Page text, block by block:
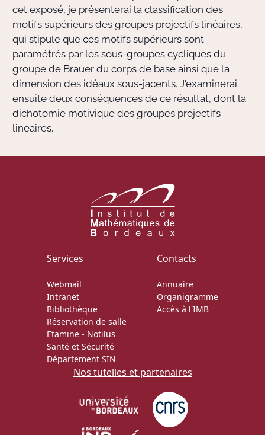
Bibliothèque
Informatique
cet exposé, je présenterai la classification des
motifs supérieurs des groupes projectifs linéaires,
qui stipule que ces motifs supérieurs sont
paramétrés par les sous-groupes cycliques du
groupe de Brauer du corps de base ainsi que la
dimension des idéaux sous-jacents. J'examinerai
ensuite deux conséquences de ce résultat, dont la
dichotomie motivique des groupes projectifs
linéaires.
Services
Webmail
Intranet
Bibliothèque
Réservation de salle
Etamine - Notilus
Santé et Sécurité
Département SIN
Contacts
Annuaire
Organigramme
Accès à l'IMB
Nos tutelles et partenaires